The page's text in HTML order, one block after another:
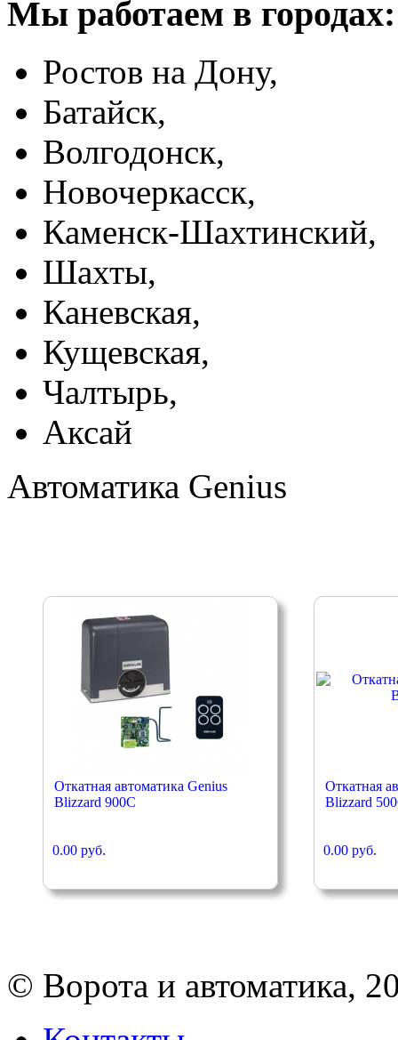
Мы работаем в городах:
Ростов на Дону,
Батайск,
Волгодонск,
Новочеркасск,
Каменск-Шахтинский,
Шахты,
Каневская,
Кущевская,
Чалтырь,
Аксай
Автоматика Genius
Откатная автоматика Genius
Blizzard 900C
0.00 руб.
Откатная
Blizzard
0.00 руб.
© Ворота и автоматика,